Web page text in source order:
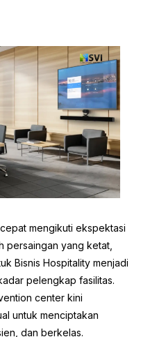
mengikuti ekspektasi
persaingan yang ketat,
Bisnis Hospitality menjadi
pelengkap fasilitas.
center kini
untuk menciptakan
dan berkelas.